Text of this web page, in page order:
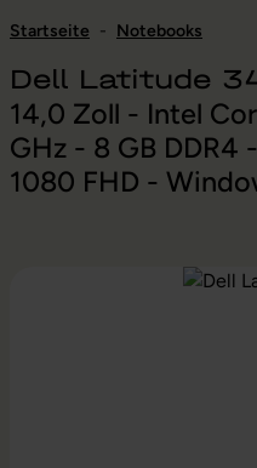
Startseite - Notebooks
Dell Latitude
14,0 Zoll - Intel
GHz - 8 GB DDR4
1080 FHD -
Bildergalerie überspringen